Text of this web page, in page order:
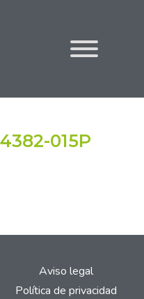
015P
Aviso legal
Política de privacidad